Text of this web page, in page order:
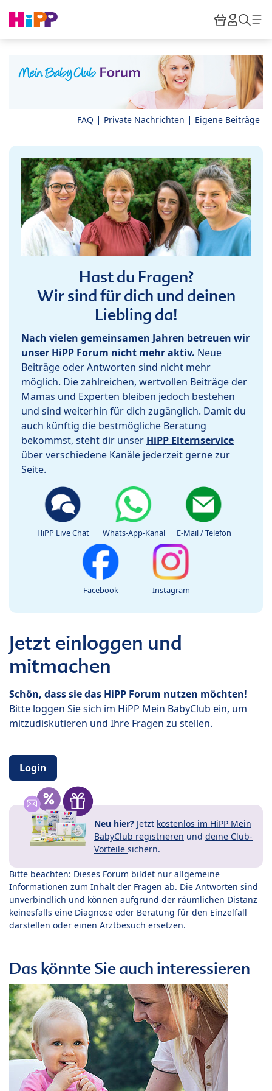
HiPP
FAQ | Private Nachrichten | Eigene Beiträge
Hast du Fragen?
Wir sind für dich und deinen
Liebling da!
Nach vielen gemeinsamen Jahren betreuen wir
unser HiPP Forum nicht mehr aktiv. Neue
Beiträge oder Antworten sind nicht mehr
möglich. Die zahlreichen, wertvollen Beiträge der
Mamas und Experten bleiben jedoch bestehen
und sind weiterhin für dich zugänglich. Damit du
auch künftig die bestmögliche Beratung
bekommst, steht dir unser HiPP Elternservice
über verschiedene Kanäle jederzeit gerne zur
Seite.
HiPP Live Chat Whats-App-Kanal E-Mail / Telefon
Facebook Instagram
Jetzt einloggen und
mitmachen
Schön, dass sie das HiPP Forum nutzen möchten!
Bitte loggen Sie sich im HiPP Mein BabyClub ein, um
mitzudiskutieren und Ihre Fragen zu stellen.
Login
Neu hier? Jetzt kostenlos im HiPP Mein
BabyClub registrieren und deine Club-
Vorteile sichern.
Bitte beachten: Dieses Forum bildet nur allgemeine
Informationen zum Inhalt der Fragen ab. Die Antworten sind
unverbindlich und können aufgrund der räumlichen Distanz
keinesfalls eine Diagnose oder Beratung für den Einzelfall
darstellen oder einen Arztbesuch ersetzen.
Das könnte Sie auch interessieren